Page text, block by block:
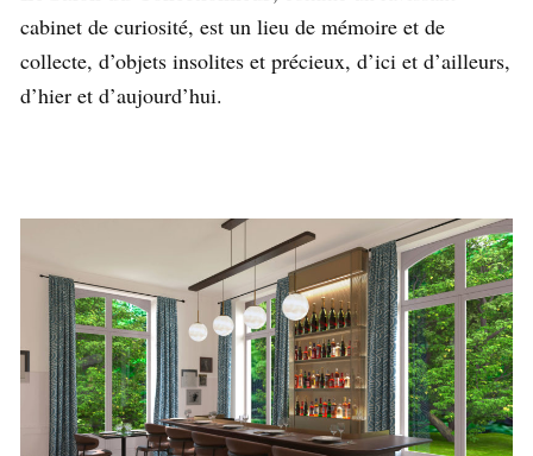
cabinet de curiosité, est un lieu de mémoire et de
collecte, d’objets insolites et précieux, d’ici et d’ailleurs,
d’hier et d’aujourd’hui.